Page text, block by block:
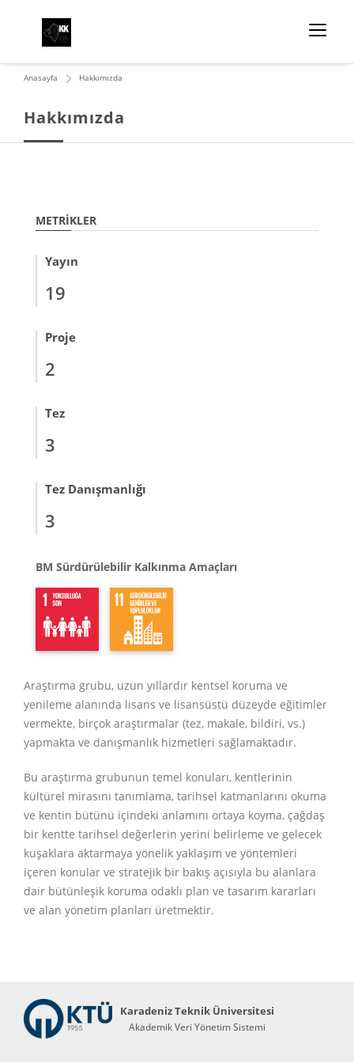
Hakkımızda
Anasayfa Hakkımızda
METRIKLER
Yayın
19
Proje
2
Tez
3
Tez Danışmanlığı
3
BM Sürdürülebilir Kalkınma Amaçları
Araştırma grubu, uzun yıllardır kentsel koruma ve
yenileme alanında lisans ve lisansüstü düzeyde eğitimler
vermekte, birçok araştırmalar (tez, makale, bildiri, vs.)
yapmakta ve danışmanlık hizmetleri sağlamaktadır.
Bu araştırma grubunun temel konuları, kentlerinin
kültürel mirasını tanımlama, tarihsel katmanlarını okuma
ve kentin bütünü içindeki anlamını ortaya koyma, çağdaş
bir kentte tarihsel değerlerin yerini belirleme ve gelecek
kuşaklara aktarmaya yönelik yaklaşım ve yöntemleri
içeren konular ve stratejik bir bakış açısıyla bu alanlara
dair bütünleşik koruma odaklı plan ve tasarım kararları
ve alan yönetim planları üretmektir.
Karadeniz Teknik Üniversitesi
Akademik Veri Yönetim Sistemi